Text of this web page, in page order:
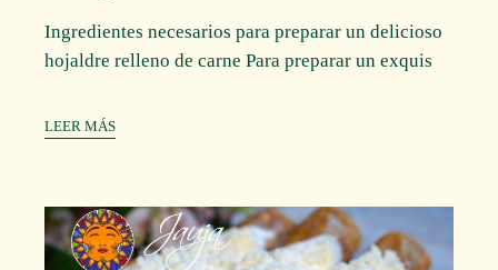
Ingredientes necesarios para preparar un delicioso
hojaldre relleno de carne Para preparar un exquis
LEER MÁS